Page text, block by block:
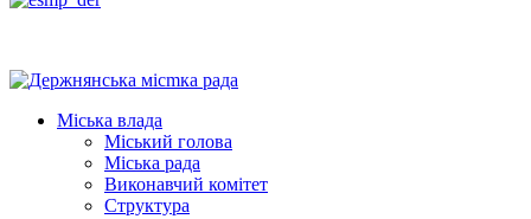
Міська влада
Міський голова
Міська рада
Виконавчий комітет
Структура